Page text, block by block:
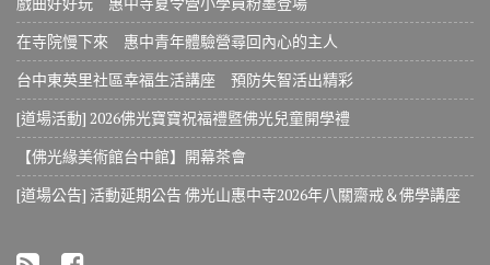
在寺院慢下來 惠中青年體驗營尋回內心的主人
台中東英里社區幸福生活講座 預防失智活出精彩
[道場活動] 2026佛光寶寶祝福禮暨佛光兒童開學禮
【佛光緣美術館台中館】開幕茶會
[道場公告] 活動延期公告 佛光山惠中寺2026年八關齋戒＆佛學講座